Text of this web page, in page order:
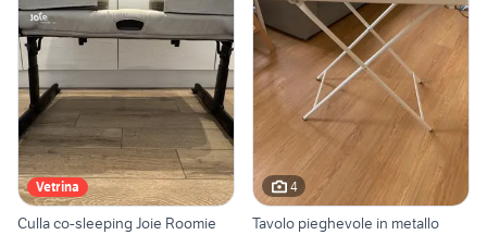
Vetrina
Culla co-sleeping Joie Roomie
4
Tavolo pieghevole in metallo